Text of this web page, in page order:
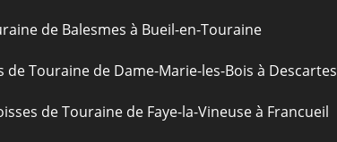
de Balesmes à Bueil-en-Touraine
de Touraine de Dame-Marie-les-Bois à Descartes
de Touraine de Faye-la-Vineuse à Francueil